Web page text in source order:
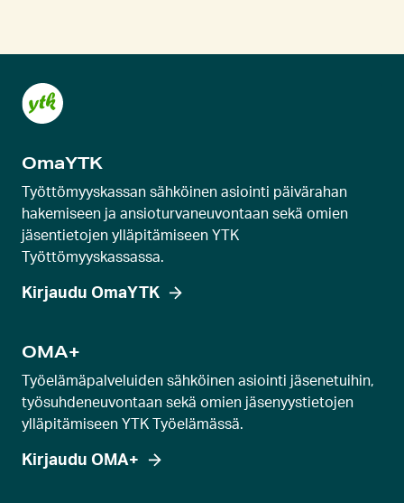
e
n
a
r
u
s
e
l
d
a
OmaYTK
Työttömyyskassan sähköinen asiointi päivärahan
hakemiseen ja ansioturvaneuvontaan sekä omien
jäsentietojen ylläpitämiseen YTK
Työttömyyskassassa.
Kirjaudu OmaYTK
OMA+
Työelämäpalveluiden sähköinen asiointi jäsenetuihin,
työsuhdeneuvontaan sekä omien jäsenyystietojen
ylläpitämiseen YTK Työelämässä.
Kirjaudu OMA+